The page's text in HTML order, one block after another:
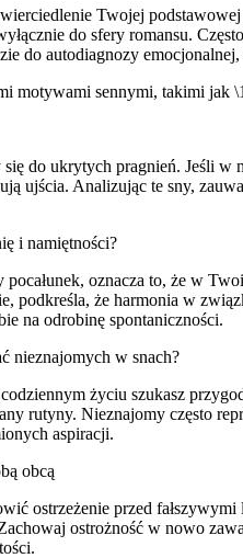
Twojej
do sfery romansu.
do autodiagnozy
motywami sennymi, takimi jak
do ukrytych pragnień. Jeśli
ujścia. Analizując te sny,
i namiętności?
oznacza to, że w
podkreśla, że harmonia w
na odrobinę spontaniczności.
nieznajomych w snach?
życiu szukasz
rutyny. Nieznajomy często
aspiracji.
obcą
ostrzeżenie przed
ostrożność w nowo